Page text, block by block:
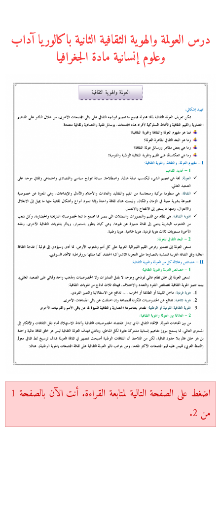
درس العولمة والهوية الثقافية الثانية باكالوريا آداب
وعلوم إنسانية مادة الجغرافيا
اضغط على الصفحة التالية لمتابعة القراءة. أنت الآن بالصفحة 1
من 2.